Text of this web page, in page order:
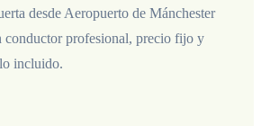
desde Aeropuerto de Mánchester
conductor profesional, precio fijo y
incluido.